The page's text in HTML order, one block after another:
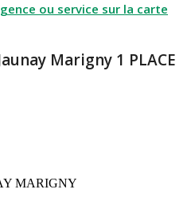
ou service sur la carte
Marigny 1 PLACE